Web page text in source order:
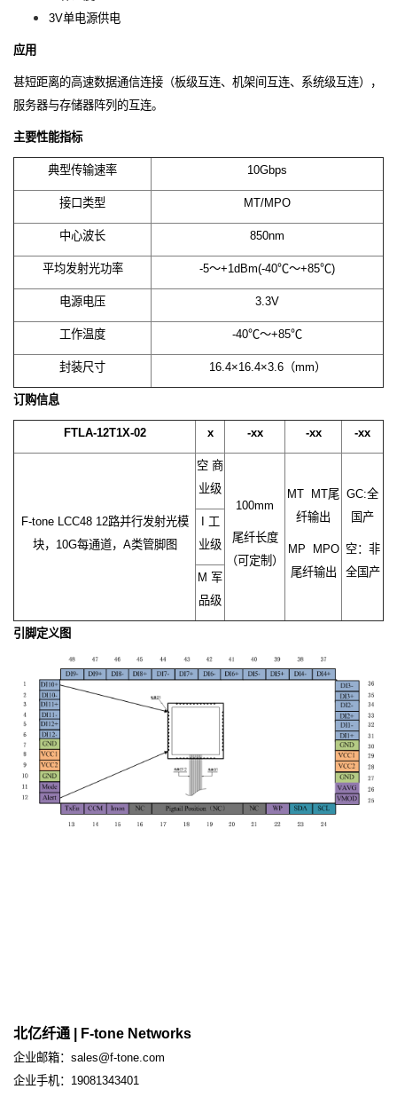
3V单电源供电
应用
甚短距离的高速数据通信连接（板级互连、机架间互连、系统级互连），
服务器与存储器阵列的互连。
主要性能指标
典型传输速率 10Gbps
接口类型 MT/MPO
中心波长 850nm
平均发射光功率 -5～+1dBm(-40℃～+85℃)
电源电压 3.3V
工作温度 -40℃～+85℃
封装尺寸 16.4×16.4×3.6（mm）
订购信息
FTLA-12T1X-02 x -xx -xx -xx
F-tone LCC48 12路并行发射光模
块，10G每通道，A类管脚图
空 商
业级
100mm
尾纤长度
（可定制）
MT MT尾
纤输出
MP MPO
尾纤输出
GC:全
国产
空：非
全国产
I 工
业级
M 军
品级
引脚定义图
北亿纤通 | F-tone Networks
企业邮箱： sales@f-tone.com
企业手机：19081343401